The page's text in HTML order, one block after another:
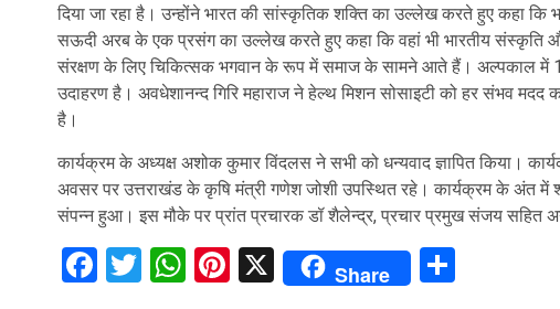
दिया जा रहा है। उन्होंने भारत की सांस्कृतिक शक्ति का उल्लेख करते हुए कहा कि
सऊदी अरब के एक प्रसंग का उल्लेख करते हुए कहा कि वहां भी भारतीय संस्कृति और
संरक्षण के लिए चिकित्सक भगवान के रूप में समाज के सामने आते हैं। अल्पकाल में
उदाहरण है। अवधेशानन्द गिरि महाराज ने हेल्थ मिशन सोसाइटी को हर संभव मदद
है।
कार्यक्रम के अध्यक्ष अशोक कुमार विंदलस ने सभी को धन्यवाद ज्ञापित किया।
अवसर पर उत्तराखंड के कृषि मंत्री गणेश जोशी उपस्थित रहे। कार्यक्रम के अंत में
संपन्न हुआ। इस मौके पर प्रांत प्रचारक डॉ शैलेन्द्र, प्रचार प्रमुख संजय सहित
Facebook
Twitter
WhatsApp
Pinterest
X Share